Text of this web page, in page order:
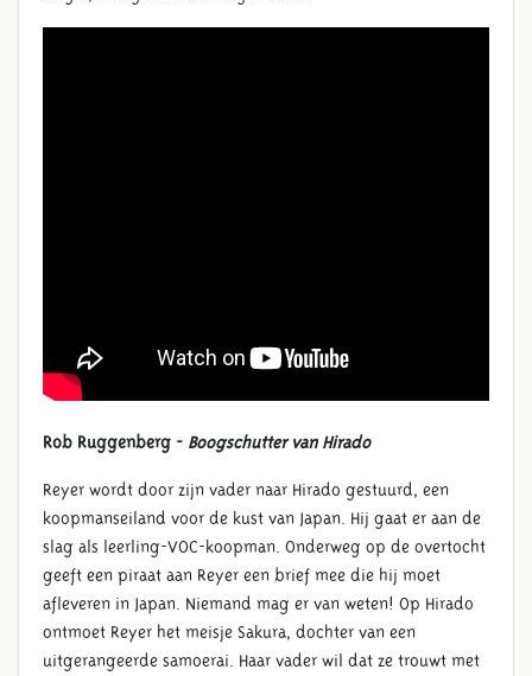
Rob Ruggenberg - Boogschutter van Hirado
Reyer wordt door zijn vader naar Hirado gestuurd, een
koopmanseiland voor de kust van Japan. Hij gaat er aan de
slag als leerling-VOC-koopman. Onderweg op de overtocht
geeft een piraat aan Reyer een brief mee die hij moet
afleveren in Japan. Niemand mag er van weten! Op Hirado
ontmoet Reyer het meisje Sakura, dochter van een
uitgerangeerde samoerai. Haar vader wil dat ze trouwt met